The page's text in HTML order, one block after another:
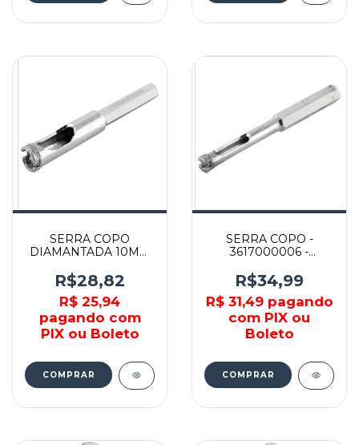
SERRA COPO
DIAMANTADA 10MM
3617000010 -
VONDER
R$28,82
R$ 25,94
pagando com
PIX ou Boleto
COMPRAR
SERRA COPO -
3617000006 -
R$34,99
R$ 31,49pagando
com PIX ou
Boleto
COMPRAR